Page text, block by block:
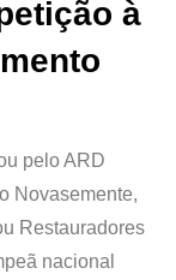
à
pelo ARD
Novasemente,
Restauradores
nacional